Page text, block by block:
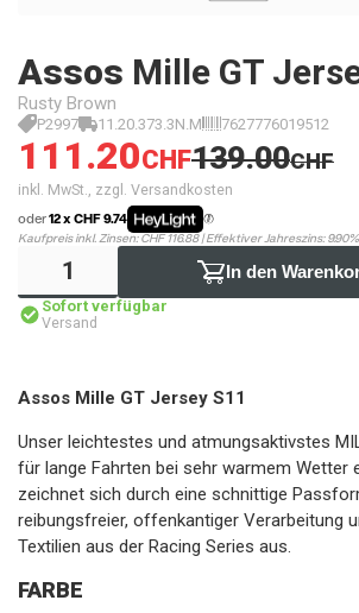
Assos Mille GT
Rusty Brown
P2997 11.20.373.3N.M 7627776019512
111.20CHF139.00CHF
inkl. MwSt., zzgl. Versandkosten
oder12 x CHF 9.74
Kaufpreis inkl. Zinsen: CHF 116.88 | Effektiver Jahreszins:
In den
Sofort verfügbar
Versand
Assos Mille GT Jersey S11
Unser leichtestes und atmungsaktivstes
für lange Fahrten bei sehr warmem Wetter
zeichnet sich durch eine schnittige
reibungsfreier, offenkantiger Verarbeitung
Textilien aus der Racing Series aus.
FARBE